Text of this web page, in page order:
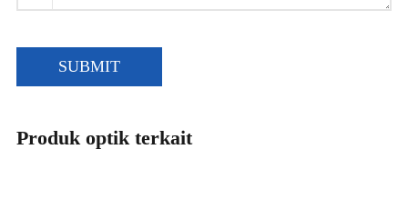
SUBMIT
Produk optik terkait